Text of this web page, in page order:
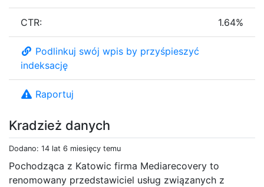
Kradzież danych
Dodano: 14 lat 6 miesięcy temu
Pochodząca z Katowic firma Mediarecovery to
renomowany przedstawiciel usług związanych z
CTR: 1.64%
Podlinkuj swój wpis by przyśpieszyć
indeksację
Raportuj